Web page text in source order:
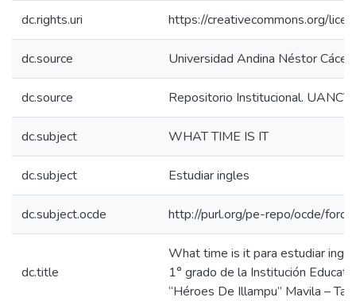
dc.rights.uri https://creativecommons.org/
dc.source Universidad Andina Néstor
dc.source Repositorio Institucional. UANCV
dc.subject WHAT TIME IS IT
dc.subject Estudiar ingles
dc.subject.ocde http://purl.org/pe-repo/ocde/
dc.title
What time is it para estudiar
1° grado de la Institución
“Héroes De Illampu” Mavila –